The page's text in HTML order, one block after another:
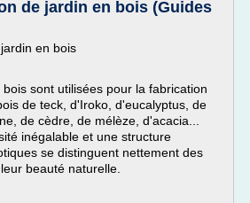
de jardin en bois (Guides
en bois
sont utilisées pour la fabrication
de teck, d'Iroko, d'eucalyptus, de
de cèdre, de mélèze, d'acacia...
inégalable et une structure
se distinguent nettement des
beauté naturelle.